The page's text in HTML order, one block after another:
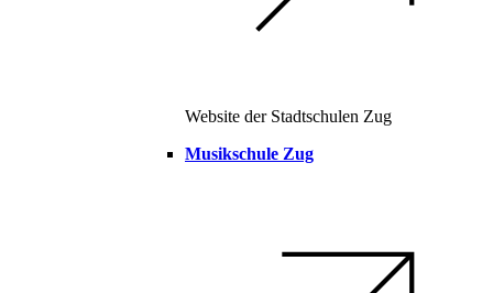
Website der Stadtschulen Zug
Musikschule Zug